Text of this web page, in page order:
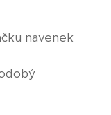
navenek